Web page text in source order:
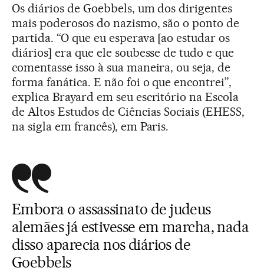
Os diários de Goebbels, um dos dirigentes
mais poderosos do nazismo, são o ponto de
partida. “O que eu esperava [ao estudar os
diários] era que ele soubesse de tudo e que
comentasse isso à sua maneira, ou seja, de
forma fanática. E não foi o que encontrei”,
explica Brayard em seu escritório na Escola
de Altos Estudos de Ciências Sociais (EHESS,
na sigla em francês), em Paris.
Embora o assassinato de judeus
alemães já estivesse em marcha, nada
disso aparecia nos diários de
Goebbels